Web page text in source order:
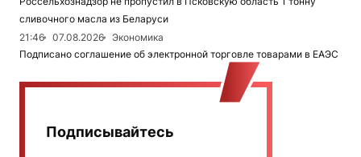
сливочного масла из Беларуси
21:46
07.08.2026
Экономика
Подписано соглашение об электронной торговле товарами в ЕАЭС
Подписывайтесь